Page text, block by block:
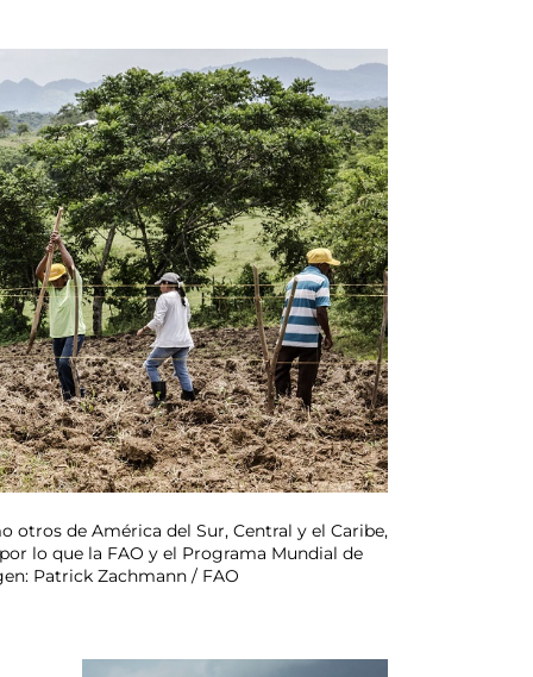
otros de América del Sur, Central y el Caribe,
lo que la FAO y el Programa Mundial de
Patrick Zachmann / FAO